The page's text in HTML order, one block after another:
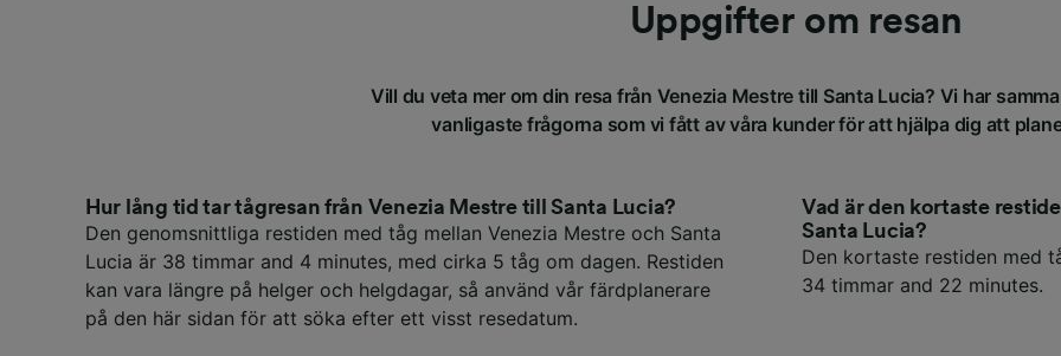
Uppgifter om resan
Vill du veta mer om din resa från Venezia Mestre till Santa Lucia? Vi har
vanligaste frågorna som vi fått av våra kunder för att hjälpa dig att
Hur lång tid tar tågresan från Venezia Mestre till Santa Lucia?
Den genomsnittliga restiden med tåg mellan Venezia Mestre och Santa
Lucia är 38 timmar and 4 minutes, med cirka 5 tåg om dagen. Restiden
kan vara längre på helger och helgdagar, så använd vår färdplanerare
på den här sidan för att söka efter ett visst resedatum.
Vad är den kortaste
Santa Lucia?
Den kortaste restiden med
34 timmar and 22 minutes.